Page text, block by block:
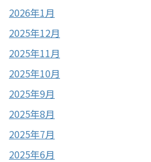
2026年1月
2025年12月
2025年11月
2025年10月
2025年9月
2025年8月
2025年7月
2025年6月